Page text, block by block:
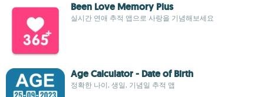
Been Love Memory Plus
실시간 연애 추적 앱으로 사랑을 기념해보세요
Age Calculator - Date of Birth
정확한 나이, 생일, 기념일 추적 앱